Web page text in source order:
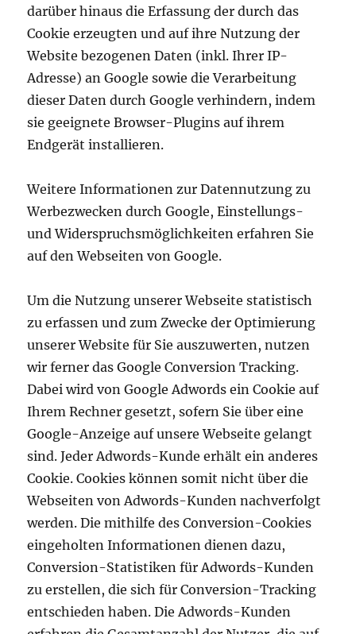
darüber hinaus die Erfassung der durch das
Cookie erzeugten und auf ihre Nutzung der
Website bezogenen Daten (inkl. Ihrer IP-
Adresse) an Google sowie die Verarbeitung
dieser Daten durch Google verhindern, indem
sie geeignete Browser-Plugins auf ihrem
Endgerät installieren.
Weitere Informationen zur Datennutzung zu
Werbezwecken durch Google, Einstellungs-
und Widerspruchsmöglichkeiten erfahren Sie
auf den Webseiten von Google.
Um die Nutzung unserer Webseite statistisch
zu erfassen und zum Zwecke der Optimierung
unserer Website für Sie auszuwerten, nutzen
wir ferner das Google Conversion Tracking.
Dabei wird von Google Adwords ein Cookie auf
Ihrem Rechner gesetzt, sofern Sie über eine
Google-Anzeige auf unsere Webseite gelangt
sind. Jeder Adwords-Kunde erhält ein anderes
Cookie. Cookies können somit nicht über die
Webseiten von Adwords-Kunden nachverfolgt
werden. Die mithilfe des Conversion-Cookies
eingeholten Informationen dienen dazu,
Conversion-Statistiken für Adwords-Kunden
zu erstellen, die sich für Conversion-Tracking
entschieden haben. Die Adwords-Kunden